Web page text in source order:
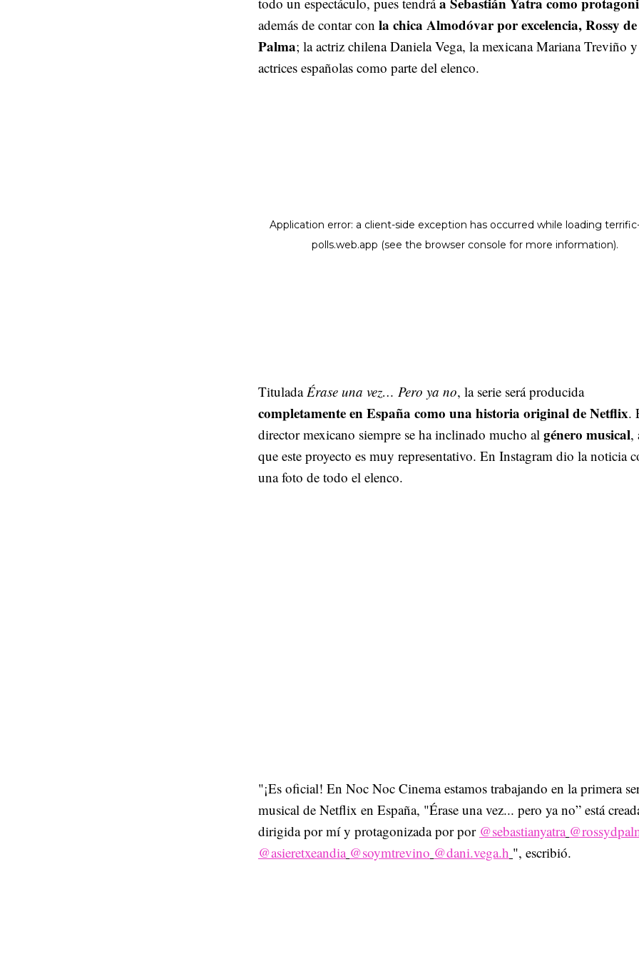
además de contar con la chica Almodóvar por excelencia, Rossy de
Palma; la actriz chilena Daniela Vega, la mexicana Mariana Treviño
actrices españolas como parte del elenco.
TituladaÉrase una vez… Pero ya no, la serie será producida
completamente en España como una historia original de Netflix.
director mexicano siempre se ha inclinado mucho al género musical,
que este proyecto es muy representativo. En Instagram dio la noticia
una foto de todo el elenco.
"¡Es oficial! En Noc Noc Cinema estamos trabajando en la primera
musical de Netflix en España, "Érase una vez... pero ya no” está
dirigida por mí y protagonizada por por @sebastianyatra
@asieretxeandia @soymtrevino @dani.vega.h ", escribió.